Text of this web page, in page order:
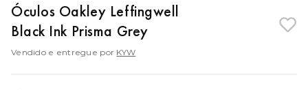
Óculos Oakley Leffingwell
Black Ink Prisma Grey
Vendido e entregue por KYW
3º teeth bomber 3